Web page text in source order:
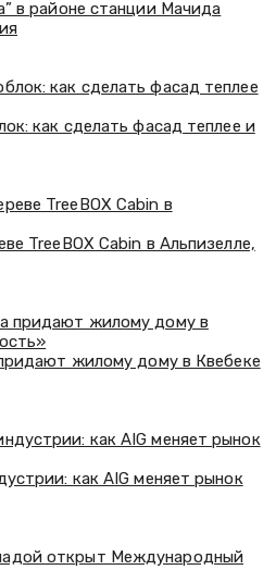
в районе станции Мачида
как сделать фасад теплее и
TreeBOX Cabin в Альпизелле,
жилому дому в Квебеке
как AIG меняет рынок